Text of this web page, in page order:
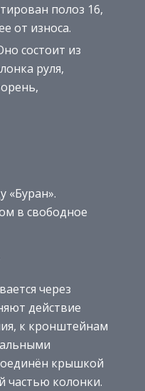
полоз 16,
от износа.
состоит из
руля,
«Буран».
в свободное
через
действие
к кронштейнам
крышкой
частью колонки.